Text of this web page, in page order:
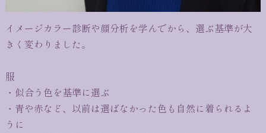
イメージカラー診断や顔分析を学んでから、選ぶ基準が大
きく変わりました。
服
・似合う色を基準に選ぶ
・青や赤など、以前は選ばなかった色も自然に着られるよ
うに